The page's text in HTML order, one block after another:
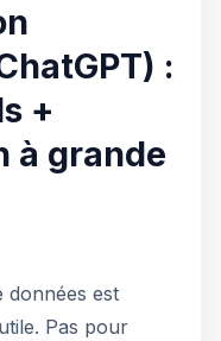
:
+
à grande
données est
Pas pour